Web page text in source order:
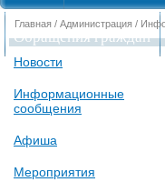
Обращения граждан
Главная / Администрация /
Новости
Информационные
сообщения
Афиша
Мероприятия